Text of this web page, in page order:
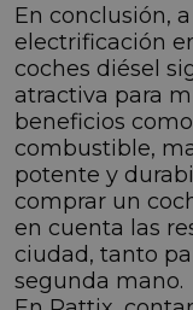
En conclusión,
electrificación
coches diésel
atractiva para
beneficios
combustible,
potente y
comprar un
en cuenta las
ciudad, tanto
segunda mano.